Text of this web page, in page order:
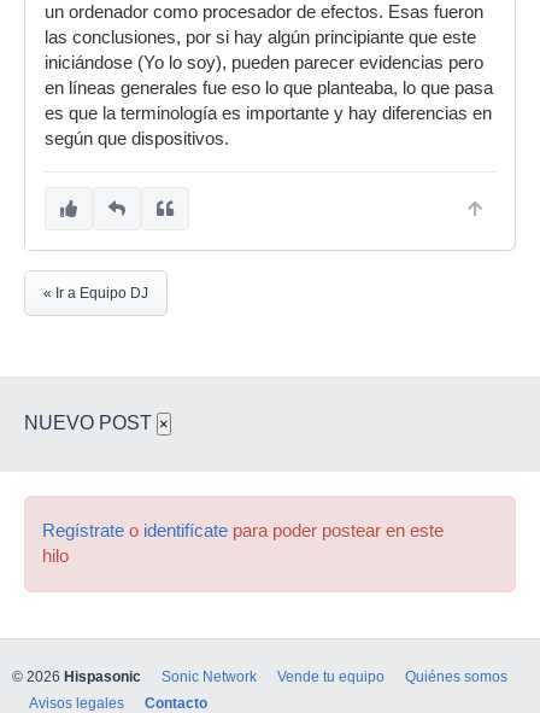
un ordenador como procesador de efectos. Esas fueron
las conclusiones, por si hay algún principiante que este
iniciándose (Yo lo soy), pueden parecer evidencias pero
en líneas generales fue eso lo que planteaba, lo que pasa
es que la terminología es importante y hay diferencias en
según que dispositivos.
« Ir a Equipo DJ
NUEVO POST ×
Regístrate o identifícate para poder postear en este
hilo
© 2026 Hispasonic Sonic Network Vende tu equipo
Quiénes somos
Avisos legales
Contacto